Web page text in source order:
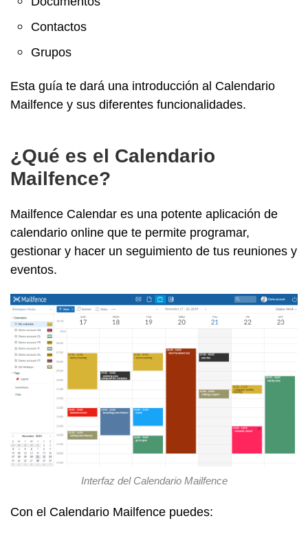
Contactos
Grupos
Esta guía te dará una introducción al Calendario
Mailfence y sus diferentes funcionalidades.
¿Qué es el Calendario
Mailfence?
Mailfence Calendar es una potente aplicación de
calendario online que te permite programar,
gestionar y hacer un seguimiento de tus reuniones y
eventos.
Interfaz del Calendario Mailfence
Con el Calendario Mailfence puedes: